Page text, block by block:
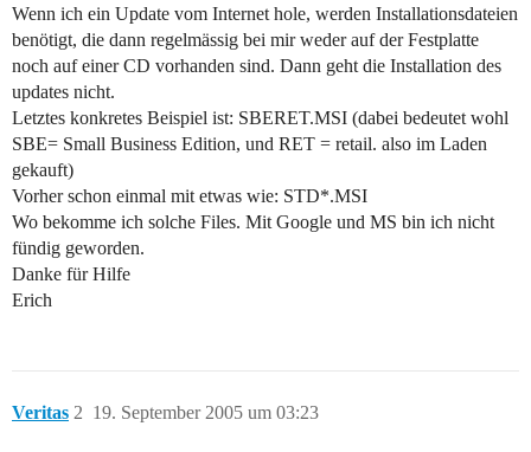
Wenn ich ein Update vom Internet hole, werden Installationsdateien
benötigt, die dann regelmässig bei mir weder auf der Festplatte
noch auf einer CD vorhanden sind. Dann geht die Installation des
updates nicht.
Letztes konkretes Beispiel ist: SBERET.MSI (dabei bedeutet wohl
SBE= Small Business Edition, und RET = retail. also im Laden
gekauft)
Vorher schon einmal mit etwas wie: STD*.MSI
Wo bekomme ich solche Files. Mit Google und MS bin ich nicht
fündig geworden.
Danke für Hilfe
Erich
Veritas 19. September 2005 um 03:23
2